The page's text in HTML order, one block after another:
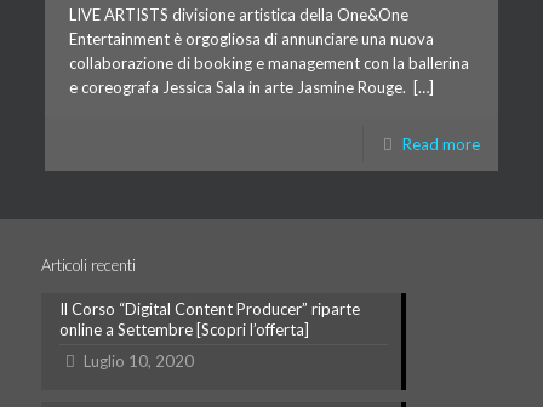
LIVE ARTISTS divisione artistica della One&One
Entertainment è orgogliosa di annunciare una nuova
collaborazione di booking e management con la ballerina
e coreografa Jessica Sala in arte Jasmine Rouge. […]
Read more
Articoli recenti
Il Corso “Digital Content Producer” riparte
online a Settembre [Scopri l’offerta]
Luglio 10, 2020